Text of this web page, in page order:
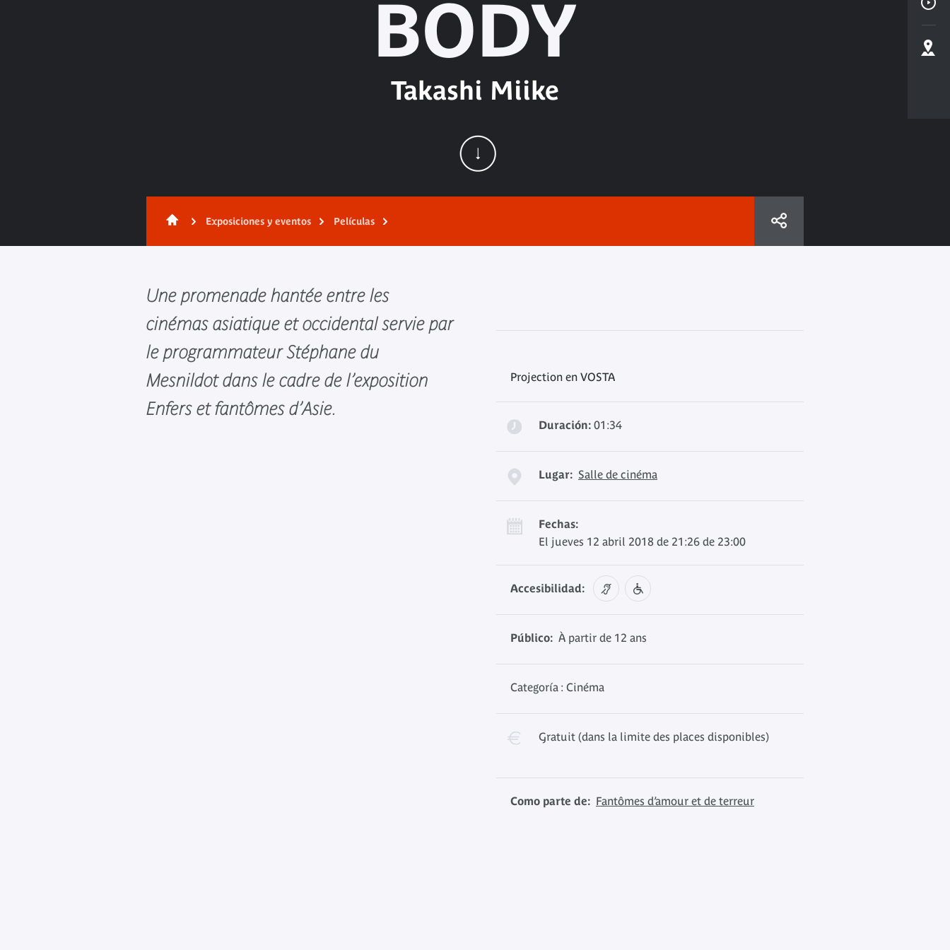
BODY
Takashi Miike
Exposiciones y eventos Películas
Une promenade hantée entre les
cinémas asiatique et occidental servie par
le programmateur Stéphane du
Mesnildot dans le cadre de l’exposition
Enfers et fantômes d’Asie.
Projection en VOSTA
Duración: 01:34
Lugar: Salle de cinéma
Fechas:
El jueves 12 abril 2018 de 21:26 de 23:00
Accesibilidad:
Público: À partir de 12 ans
Categoría : Cinéma
Gratuit (dans la limite des places disponibles)
Como parte de: Fantômes d’amour et de terreur